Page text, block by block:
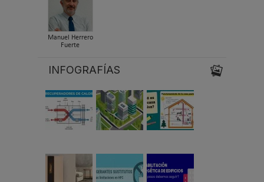
Manuel Herrero
Fuerte
INFOGRAFÍAS